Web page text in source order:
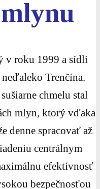
v roku 1999 a sídli
Trenčína.
chmelu stal
mlyn, ktorý vďaka
denne spracovať až
centrálnym
efektívnosť
bezpečnosťou